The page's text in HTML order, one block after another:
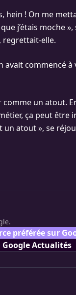
! On me
j’étais moche
regrettait-elle.
avait commencé
comme un atout.
ça peut être
atout », se
préférée sur
Google Actualités